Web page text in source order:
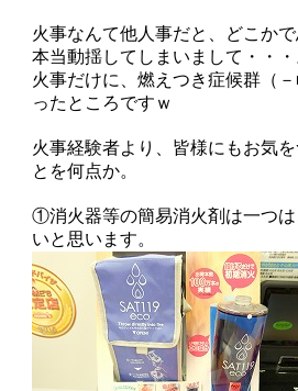
火事なんて他人事だと、どこかで
本当動揺してしまいまして・・
火事だけに、燃えつき症候群（
ったところですｗ
火事経験者より、皆様にもお気
とを何点か。
①消火器等の簡易消火剤は一つは
いと思います。